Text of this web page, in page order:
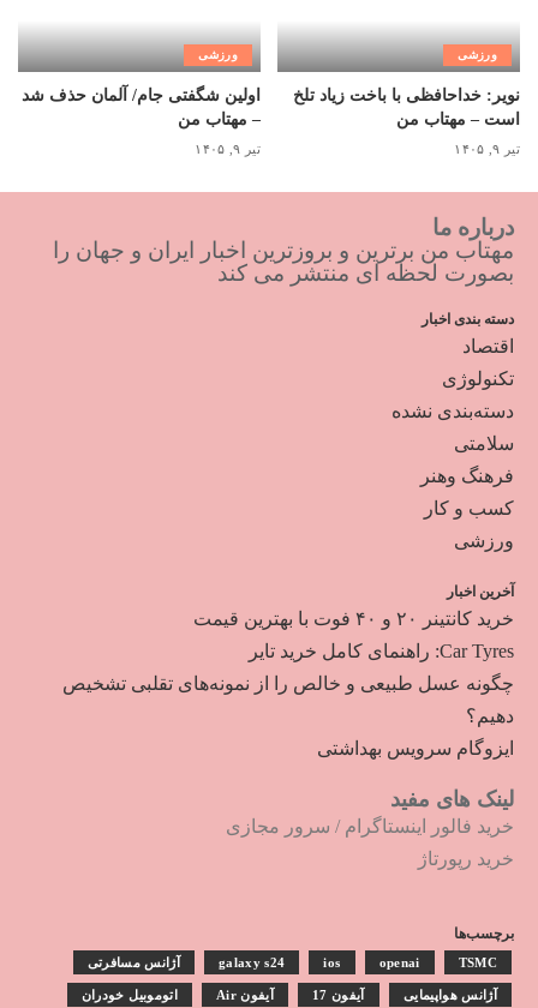
ورزشی
نویر: خداحافظی با باخت زیاد تلخ
است – مهتاب من
تیر ۹, ۱۴۰۵
ورزشی
اولین شگفتی جام/ آلمان حذف شد
– مهتاب من
تیر ۹, ۱۴۰۵
درباره ما
مهتاب من برترین و بروزترین اخبار ایران و جهان را
بصورت لحظه ای منتشر می کند
دسته بندی اخبار
اقتصاد
تکنولوژی
دسته‌بندی نشده
سلامتی
فرهنگ وهنر
کسب و کار
ورزشی
آخرین اخبار
خرید کانتینر ۲۰ و ۴۰ فوت با بهترین قیمت
Car Tyres: راهنمای کامل خرید تایر
چگونه عسل طبیعی و خالص را از نمونه‌های تقلبی تشخیص
دهیم؟
ایزوگام سرویس بهداشتی
لینک های مفید
خرید فالور اینستاگرام / سرور مجازی
خرید رپورتاژ
برچسب‌ها
galaxy s24 ios openai TSMC آژانس مسافرتی
آژانس هواپیمایی آیفون 17 آیفون Air اتوموبیل خودران